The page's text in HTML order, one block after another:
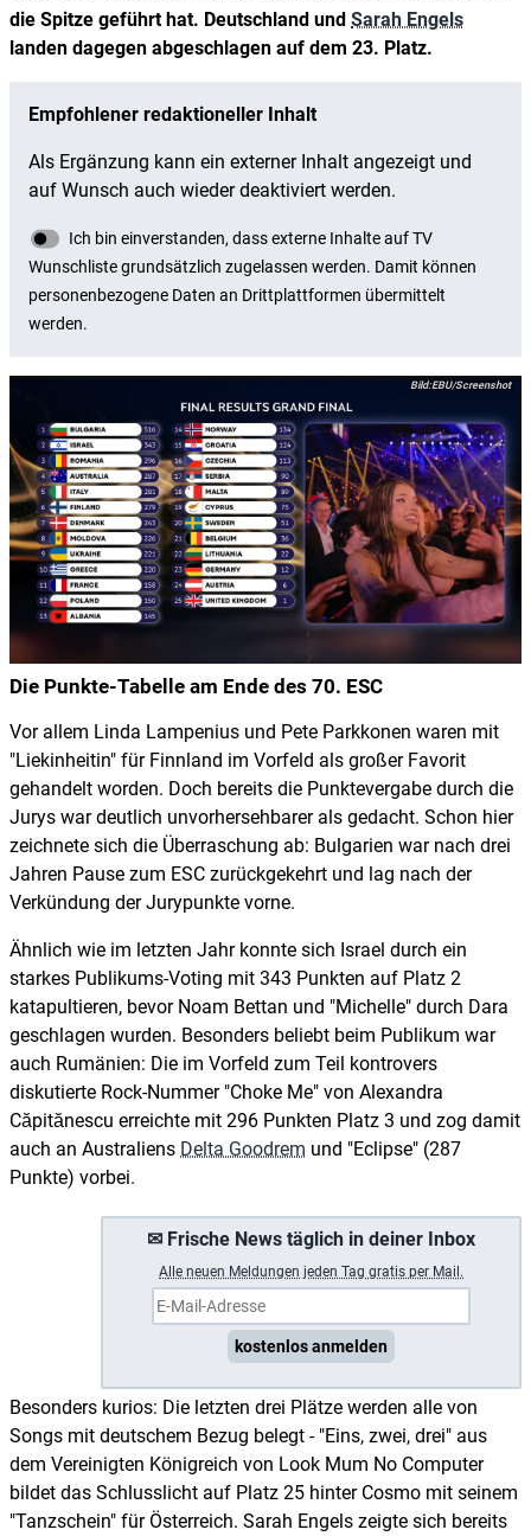
die Spitze geführt hat. Deutschland und Sarah Engels
landen dagegen abgeschlagen auf dem 23. Platz.
Die Punkte-Tabelle am Ende des 70. ESC
EBU/Screenshot
Vor allem Linda Lampenius und Pete Parkkonen waren mit
"Liekinheitin" für Finnland im Vorfeld als großer Favorit
gehandelt worden. Doch bereits die Punktevergabe durch die
Jurys war deutlich unvorhersehbarer als gedacht. Schon hier
zeichnete sich die Überraschung ab: Bulgarien war nach drei
Jahren Pause zum ESC zurückgekehrt und lag nach der
Verkündung der Jurypunkte vorne.
Ähnlich wie im letzten Jahr konnte sich Israel durch ein
starkes Publikums-Voting mit 343 Punkten auf Platz 2
katapultieren, bevor Noam Bettan und "Michelle" durch Dara
geschlagen wurden. Besonders beliebt beim Publikum war
auch Rumänien: Die im Vorfeld zum Teil kontrovers
diskutierte Rock-Nummer "Choke Me" von Alexandra
Căpitănescu erreichte mit 296 Punkten Platz 3 und zog damit
auch an Australiens Delta Goodrem und "Eclipse" (287
Punkte) vorbei.
✉ Frische News täglich in deiner Inbox
A lle neuen Meldungen jeden Tag gratis per Mail.
kostenlos anmelden
Besonders kurios: Die letzten drei Plätze werden alle von
Songs mit deutschem Bezug belegt - "Eins, zwei, drei" aus
dem Vereinigten Königreich von Look Mum No Computer
bildet das Schlusslicht auf Platz 25 hinter Cosmo mit seinem
"Tanzschein" für Österreich. Sarah Engels zeigte sich bereits